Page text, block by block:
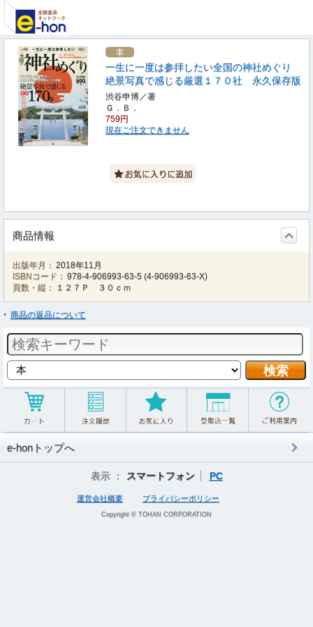
一生に一度は参拝したい全国の神社めぐり
絶景写真で感じる厳選１７０社 永久保存版
渋谷申博／著
Ｇ．Ｂ．
759円
現在ご注文できません
商品情報
出版年月： 2018年11月
ISBNコード： 978-4-906993-63-5 (4-906993-63-X)
頁数・縦：
１２７Ｐ ３０ｃｍ
商品の返品について
e-honトップへ
表示 ： スマートフォン PC
運営会社概要 プライバシーポリシー
Copyright © TOHAN CORPORATION